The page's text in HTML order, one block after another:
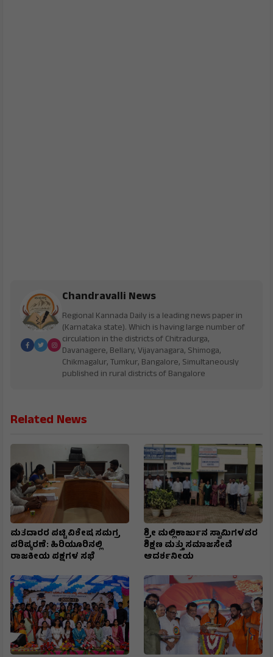
Chandravalli News
Regional Kannada Daily is a leading news paper in
(Karnataka state). Which is having large number of
circulation in the districts of Chitradurga,
Davanagere, Bellary, Vijayanagara, Shimoga,
Chikmagalur, Tumkur, Bangalore, Simultaneously
published in rural districts of Bangalore
Related News
ಮತದಾರರ ಪಟ್ಟಿ ವಿಶೇಷ ಸಮಗ್ರ
ಪರಿಷ್ಕರಣೆ: ಹಿರಿಯೂರಿನಲ್ಲಿ
ರಾಜಕೀಯ ಪಕ್ಷಗಳ ಸಭೆ
ಶ್ರೀ ಮಲ್ಲಿಕಾರ್ಜುನ ಸ್ವಾಮಿಗಳವರ
ಶಿಕ್ಷಣ ಮತ್ತು ಸಮಾಜಸೇವೆ
ಆದರ್ಶನೀಯ